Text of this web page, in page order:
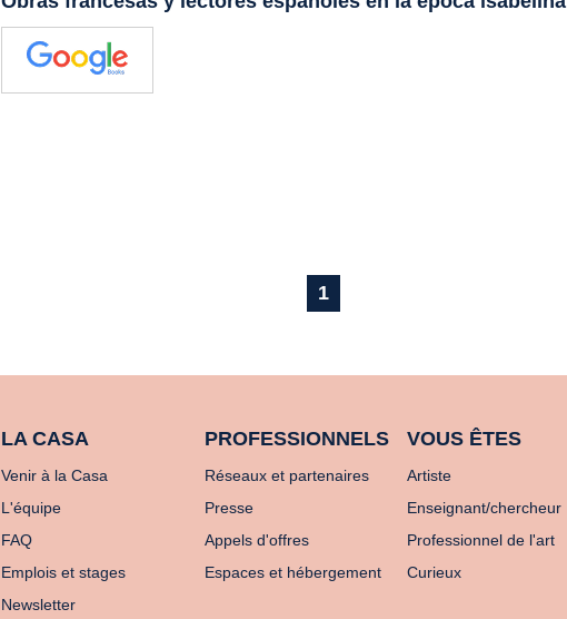
1
LA CASA
Venir à la Casa
L'équipe
FAQ
Emplois et stages
Newsletter
PROFESSIONNELS
Réseaux et partenaires
Presse
Appels d'offres
Espaces et hébergement
VOUS ÊTES
Artiste
Enseignant/chercheur
Professionnel de l'art
Curieux